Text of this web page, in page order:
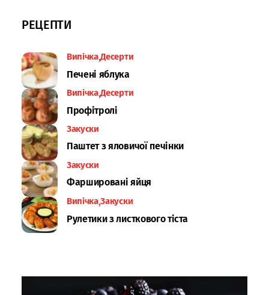
РЕЦЕПТИ
Випічка Десерти
Печені яблука
Випічка Десерти
Профітролі
Закуски
Паштет з яловичої печінки
Закуски
Фаршировані яйця
Випічка Закуски
Рулетики з листкового тіста